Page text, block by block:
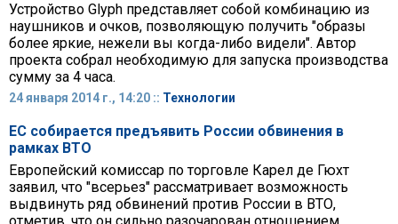
Устройство Glyph представляет собой комбинацию из
наушников и очков, позволяющую получить "образы
более яркие, нежели вы когда-либо видели". Автор
проекта собрал необходимую для запуска производства
сумму за 4 часа.
24 января 2014 г., 14:20 :: Технологии
ЕС собирается предъявить России обвинения в
рамках ВТО
Европейский комиссар по торговле Карел де Гюхт
заявил, что "всерьез" рассматривает возможность
выдвинуть ряд обвинений против России в ВТО,